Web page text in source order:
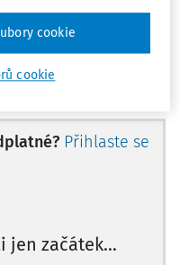
mateřství. Z ochranné
ve všech případech
příspěvek v těhotenství
ošetřovné.
v září dcera,
nenáleží, protože
Přihlaste se
jen začátek…
cookie
cookie